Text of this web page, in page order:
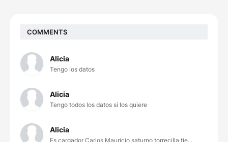
COMMENTS
Alicia
Tengo los datos
Alicia
Tengo todos los datos si los quiere
Alicia
Es cargador Carlos Mauricio saturno torrecilla tie...